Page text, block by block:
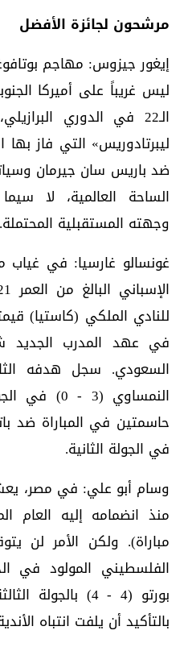
مرشحون لجائزة الأفضل
ليس غريباً على أميركا
ليبرتادوريس» التي فاز
ضد باريس سان جيرمان
الساحة العالمية، لا
وجهته المستقبلية المحتملة.
غونسالو غارسيا: في
للنادي الملكي (كاستيا)
في عهد المدرب الجديد
السعودي. سجل هدفه
النمساوي (3
في الجولة الثانية.
وسام أبو علي: في مصر،
مباراة). ولكن الأمر لن
الفلسطيني المولود في
بورتو (4 - 4)
بالتأكيد أن يلفت انتباه